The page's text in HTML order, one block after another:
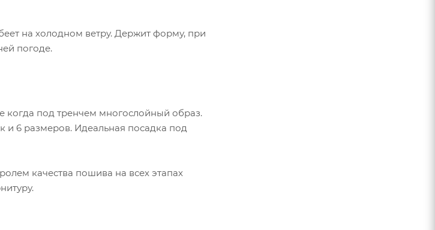
на холодном ветру. Держит форму, при
погоде.
когда под тренчем многослойный образ.
и 6 размеров. Идеальная посадка под
качества пошива на всех этапах